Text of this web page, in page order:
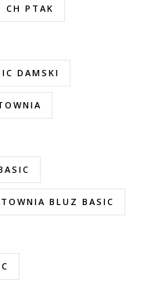
CH PTAK
DAMSKI
BLUZ BASIC